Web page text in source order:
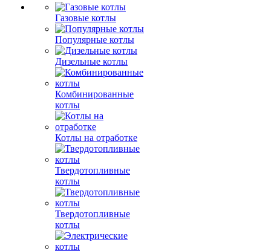
Газовые котлы
Популярные котлы
Дизельные котлы
Комбинированные
котлы
Котлы на отработке
Твердотопливные
котлы
Твердотопливные
котлы